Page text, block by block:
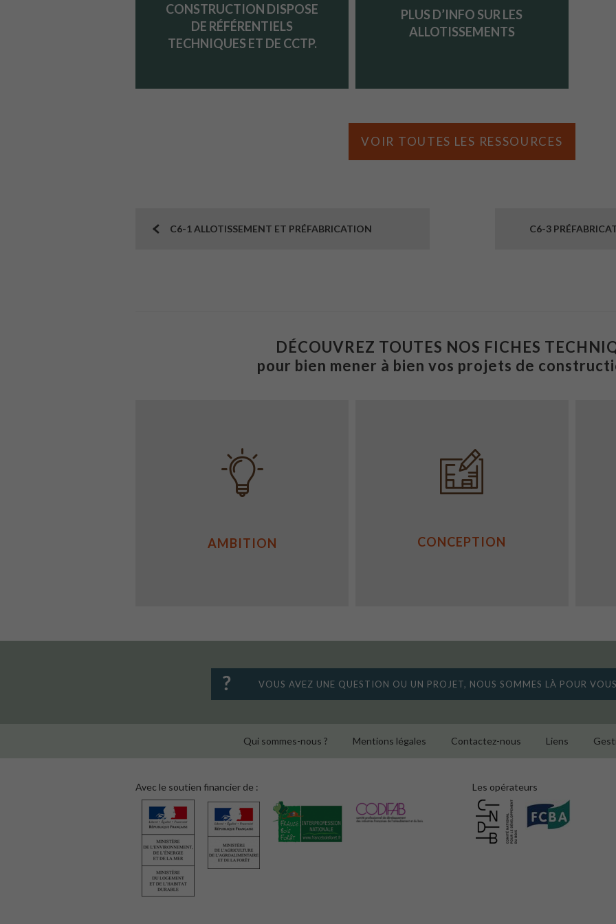
CONSTRUCTION DISPOSE
DE RÉFÉRENTIELS
TECHNIQUES ET DE CCTP.
PLUS D’INFO SUR LES
ALLOTISSEMENTS
VOIR TOUTES LES RESSOURCES
C6-1 ALLOTISSEMENT ET PRÉFABRICATION C6-3
DÉCOUVREZ TOUTES NOS FICHES
pour bien mener à bien vos projets de
AMBITION CONCEPTION
VOUS AVEZ UNE QUESTION OU UN PROJET, NOUS SOMMES LÀ POUR
Qui sommes-nous ? Mentions légales Contactez-nous Liens
Avec le soutien financier de : Les opérateurs